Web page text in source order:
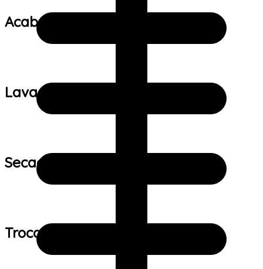
Acabamento:
Lavagem:
Secagem:
Trocas e devoluções: